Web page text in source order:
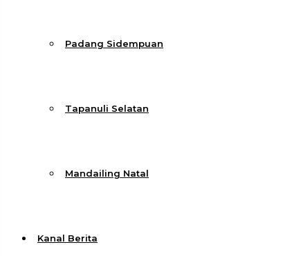
Padang Sidempuan
Tapanuli Selatan
Mandailing Natal
Kanal Berita